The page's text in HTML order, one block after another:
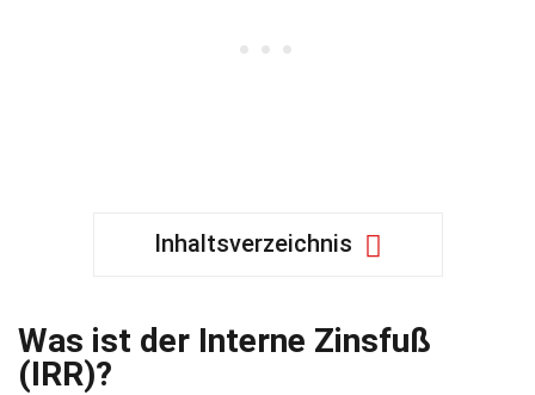
Inhaltsverzeichnis
Was ist der Interne Zinsfuß
(IRR)?